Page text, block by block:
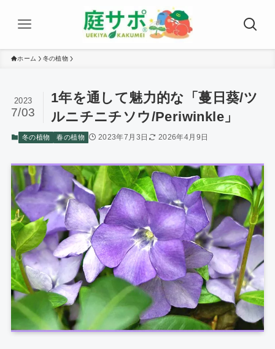
ホーム 冬の植物
1年を通して魅力的な「蔓日葵/ツ
ルニチニチソウ/Periwinkle」
2023
7/03
冬の植物 春の植物 2023年7月3日 2026年4月9日